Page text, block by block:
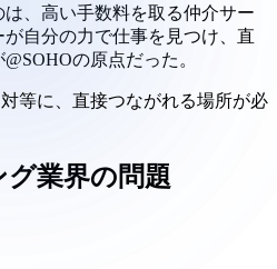
、高い手数料を取る仲介サー
自分の力で仕事を見つけ、直
の原点だった。
等に、直接つながれる場所が必
業界の問題